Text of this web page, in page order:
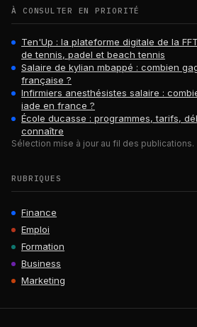
À CONSULTER EN PRIORITÉ
Ten'Up : la plateforme digitale de la
de tennis, padel et beach tennis
Salaire de kylian mbappé : combien
française ?
Infirmiers anesthésistes salaire :
iade en france ?
École ducasse : programmes, tarifs,
connaître
Sélection mise à jour au fil des publications.
RUBRIQUES
Finance
Emploi
Formation
Business
Marketing